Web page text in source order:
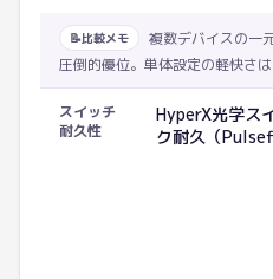
📝比較メモ
複数デバイスの一
圧倒的優位。単体設定の軽快さ
スイッチ
耐久性
HyperX光学ス
ク耐久（